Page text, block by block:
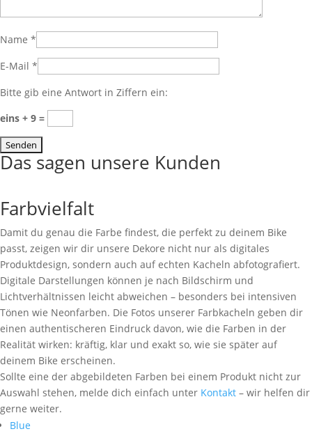
Name *
E-Mail *
Bitte gib eine Antwort in Ziffern ein:
eins + 9 =
Das sagen unsere Kunden
Farbvielfalt
Damit du genau die Farbe findest, die perfekt zu deinem Bike
passt, zeigen wir dir unsere Dekore nicht nur als digitales
Produktdesign, sondern auch auf echten Kacheln abfotografiert.
Digitale Darstellungen können je nach Bildschirm und
Lichtverhältnissen leicht abweichen – besonders bei intensiven
Tönen wie Neonfarben. Die Fotos unserer Farbkacheln geben dir
einen authentischeren Eindruck davon, wie die Farben in der
Realität wirken: kräftig, klar und exakt so, wie sie später auf
deinem Bike erscheinen.
Sollte eine der abgebildeten Farben bei einem Produkt nicht zur
Auswahl stehen, melde dich einfach unter Kontakt – wir helfen dir
gerne weiter.
Blue